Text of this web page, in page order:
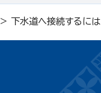
> 下水道へ接続するには